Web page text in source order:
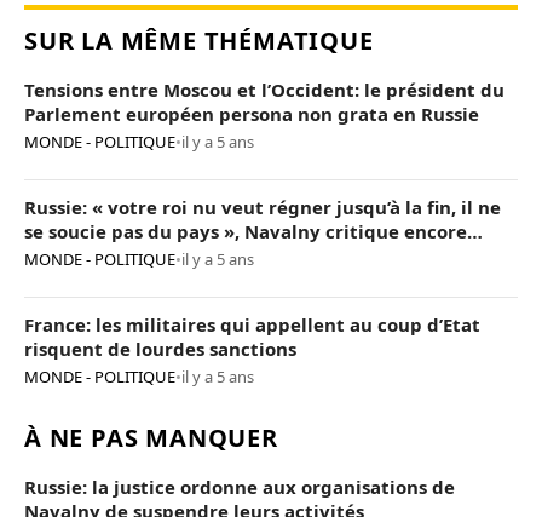
SUR LA MÊME THÉMATIQUE
Tensions entre Moscou et l’Occident: le président du
Parlement européen persona non grata en Russie
MONDE - POLITIQUE•il y a 5 ans
Russie: « votre roi nu veut régner jusqu’à la fin, il ne
se soucie pas du pays », Navalny critique encore
Poutine
MONDE - POLITIQUE•il y a 5 ans
France: les militaires qui appellent au coup d’Etat
risquent de lourdes sanctions
MONDE - POLITIQUE•il y a 5 ans
À NE PAS MANQUER
Russie: la justice ordonne aux organisations de
Navalny de suspendre leurs activités